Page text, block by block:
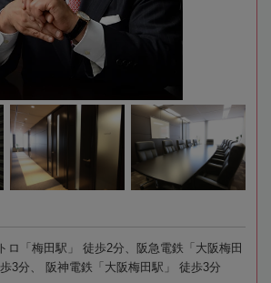
ロ「梅田駅」 徒歩2分、阪急電鉄「大阪梅田
3分、 阪神電鉄「大阪梅田駅」 徒歩3分